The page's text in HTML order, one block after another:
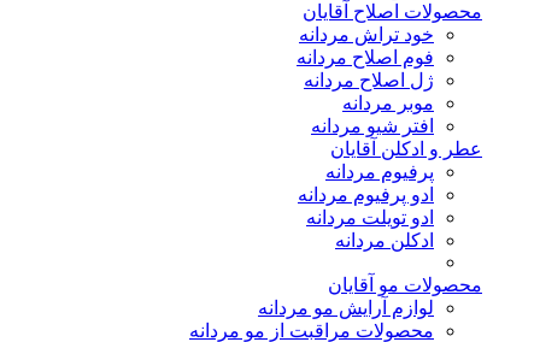
محصولات اصلاح آقایان
خود تراش مردانه
فوم اصلاح مردانه
ژل اصلاح مردانه
موبر مردانه
افتر شیو مردانه
عطر و ادکلن آقایان
پرفیوم مردانه
ادو پرفیوم مردانه
ادو تویلت مردانه
ادکلن مردانه
محصولات مو آقایان
لوازم آرایش مو مردانه
محصولات مراقبت از مو مردانه